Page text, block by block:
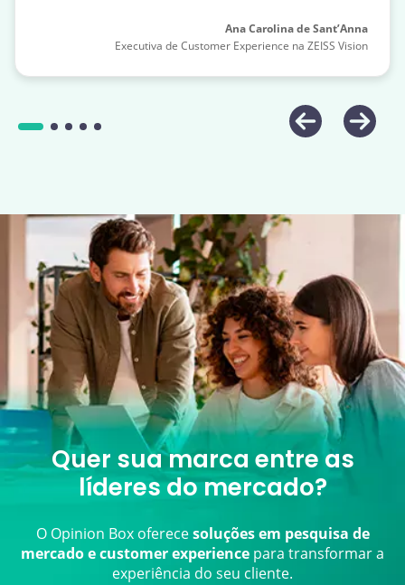
Ana Carolina de Sant’Anna
Executiva de Customer Experience na ZEISS Vision
Quer sua marca entre as
líderes do mercado?
O Opinion Box oferecesoluções em pesquisa de
mercado e customer experience para transformar a
experiência do seu cliente.